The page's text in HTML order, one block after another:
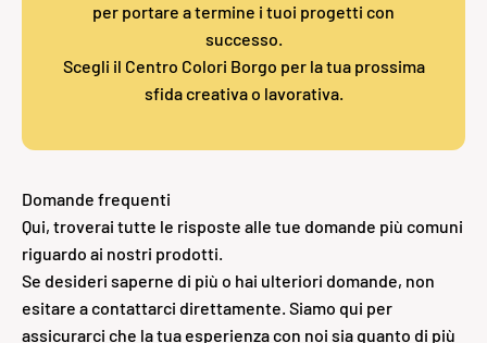
per portare a termine i tuoi progetti con
successo.
Scegli il Centro Colori Borgo per la tua prossima
sfida creativa o lavorativa.
Domande frequenti
Qui, troverai tutte le risposte alle tue domande più comuni
riguardo ai nostri prodotti.
Se desideri saperne di più o hai ulteriori domande, non
esitare a contattarci direttamente. Siamo qui per
assicurarci che la tua esperienza con noi sia quanto di più